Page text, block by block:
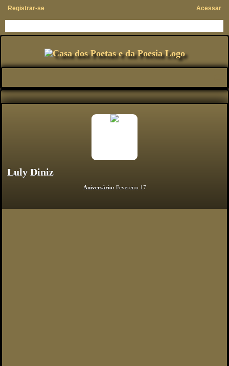
Registrar-se Acessar
Luly Diniz
Aniversário: Fevereiro 17